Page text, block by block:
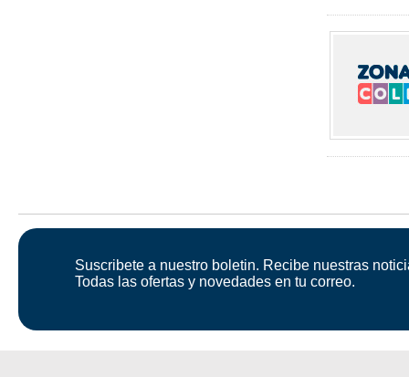
Suscribete a nuestro boletin. Recibe nuestras
Todas las ofertas y novedades en tu correo.